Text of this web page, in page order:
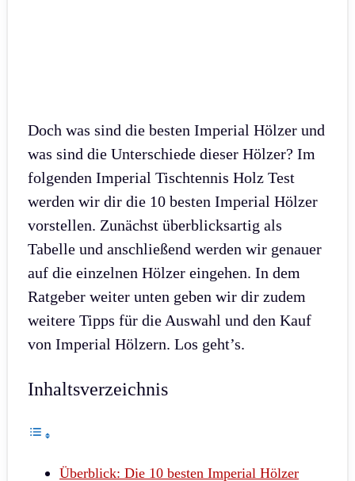
Doch was sind die besten Imperial Hölzer und
was sind die Unterschiede dieser Hölzer? Im
folgenden Imperial Tischtennis Holz Test
werden wir dir die 10 besten Imperial Hölzer
vorstellen. Zunächst überblicksartig als
Tabelle und anschließend werden wir genauer
auf die einzelnen Hölzer eingehen. In dem
Ratgeber weiter unten geben wir dir zudem
weitere Tipps für die Auswahl und den Kauf
von Imperial Hölzern. Los geht’s.
Inhaltsverzeichnis
Überblick: Die 10 besten Imperial Hölzer